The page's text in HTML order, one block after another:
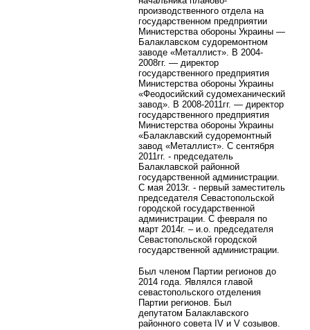
производственного отдела на
государственном предприятии
Министерства обороны Украины —
Балаклавском судоремонтном
заводе «Металлист». В 2004-
2008гг. — директор
государственного предприятия
Министерства обороны Украины
«Феодосийский судомеханический
завод». В 2008-2011гг. — директор
государственного предприятия
Министерства обороны Украины
«Балаклавский судоремонтный
завод «Металлист». С сентября
2011гг. - председатель
Балаклавской районной
государственной администрации.
С мая 2013г. - первый заместитель
председателя Севастопольской
городской государственной
администрации. С февраля по
март 2014г. – и.о. председателя
Севастопольской городской
государственной администрации.
Был членом Партии регионов до
2014 года. Являлся главой
севастопольского отделения
Партии регионов. Был
депутатом Балаклавского
районного совета IV и V созывов.